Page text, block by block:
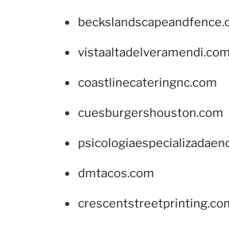
vistaaltadelveramendi.com
coastlinecateringnc.com
cuesburgershouston.com
dmtacos.com